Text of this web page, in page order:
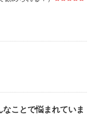
ことで悩まれていま